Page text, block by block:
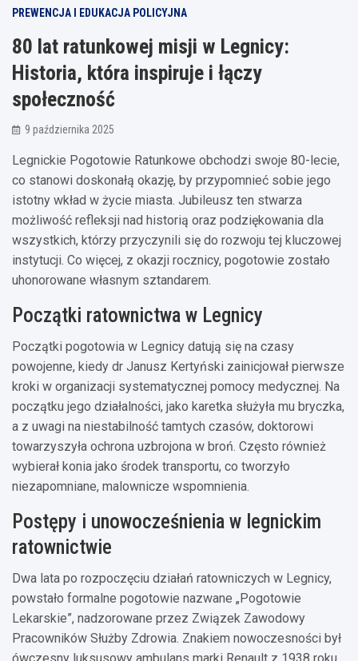
PREWENCJA I EDUKACJA POLICYJNA
80 lat ratunkowej misji w Legnicy:
Historia, która inspiruje i łączy
społeczność
9 października 2025
Legnickie Pogotowie Ratunkowe obchodzi swoje 80-lecie,
co stanowi doskonałą okazję, by przypomnieć sobie jego
istotny wkład w życie miasta. Jubileusz ten stwarza
możliwość refleksji nad historią oraz podziękowania dla
wszystkich, którzy przyczynili się do rozwoju tej kluczowej
instytucji. Co więcej, z okazji rocznicy, pogotowie zostało
uhonorowane własnym sztandarem.
Początki ratownictwa w Legnicy
Początki pogotowia w Legnicy datują się na czasy
powojenne, kiedy dr Janusz Kertyński zainicjował pierwsze
kroki w organizacji systematycznej pomocy medycznej. Na
początku jego działalności, jako karetka służyła mu bryczka,
a z uwagi na niestabilność tamtych czasów, doktorowi
towarzyszyła ochrona uzbrojona w broń. Często również
wybierał konia jako środek transportu, co tworzyło
niezapomniane, malownicze wspomnienia.
Postępy i unowocześnienia w legnickim
ratownictwie
Dwa lata po rozpoczęciu działań ratowniczych w Legnicy,
powstało formalne pogotowie nazwane „Pogotowie
Lekarskie”, nadzorowane przez Związek Zawodowy
Pracowników Służby Zdrowia. Znakiem nowoczesności był